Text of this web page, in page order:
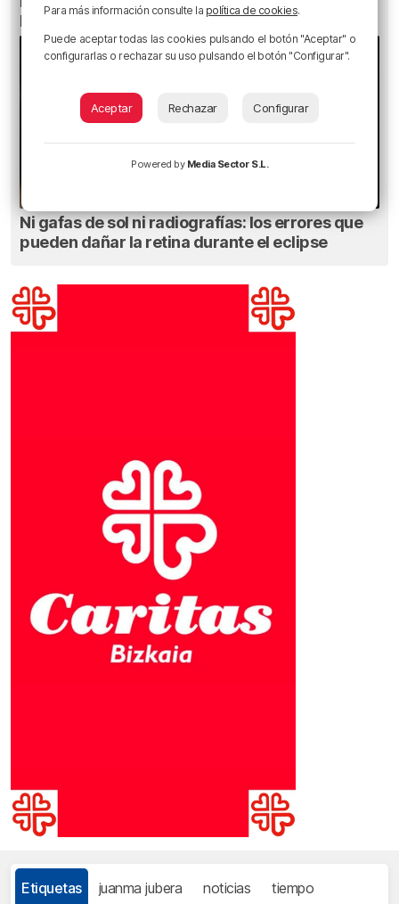
la Misericordia
Ni gafas de sol ni radiografías: los errores que
pueden dañar la retina durante el eclipse
Etiquetas juanma jubera noticias tiempo
Para más información consulte la política de cookies.
Puede aceptar todas las cookies pulsando el botón "Aceptar" o
configurarlas o rechazar su uso pulsando el botón "Configurar".
Aceptar Rechazar Configurar
Powered by Media Sector S.L.